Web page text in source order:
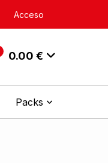
Acceso
0.00 €
Packs